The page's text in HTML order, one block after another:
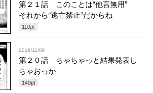
第２１話 このことは“他言無用”
それから“逃亡禁止”だからね
110pt
2018/11/09
第２０話 ちゃちゃっと結果発表し
ちゃおっか
140pt